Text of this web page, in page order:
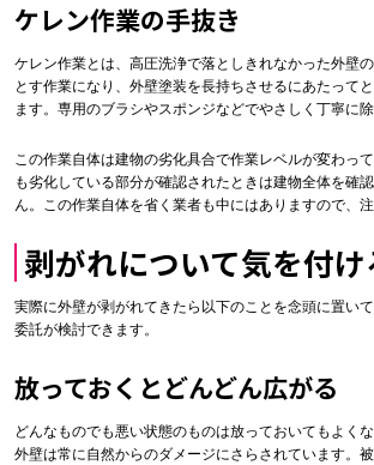
ケレン作業の手抜き
ケレン作業とは、高圧洗浄で落としきれなかった外壁
とす作業になり、外壁塗装を長持ちさせるにあたって
ます。専用のブラシやスポンジなどでやさしく丁寧に除
この作業自体は建物の劣化具合で作業レベルが変わっ
も劣化している部分が確認されたときは建物全体を確
ん。この作業自体を省く業者も中にはありますので、注
剥がれについて気を付け
実際に外壁が剥がれてきたら以下のことを念頭に置い
委託が検討できます。
放っておくとどんどん広がる
どんなものでも悪い状態のものは放っておいてもよく
外壁は常に自然からのダメージにさらされています。